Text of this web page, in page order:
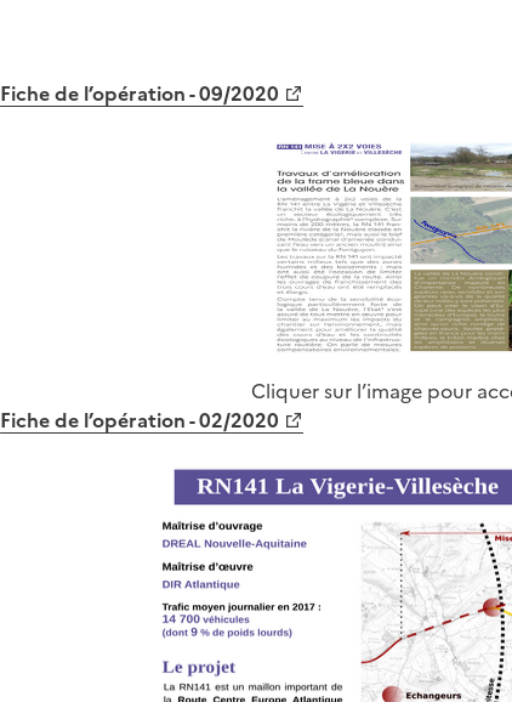
Fiche de l’opération - 09/2020
Cliquer sur l’image pour
Fiche de l’opération - 02/2020